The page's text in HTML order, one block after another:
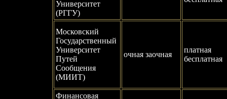
Университет
(РГГУ)
Московский
Государственный
Университет
Путей
Сообщения
(МИИТ)
очная заочная
платная
бесплатная
Финансовая